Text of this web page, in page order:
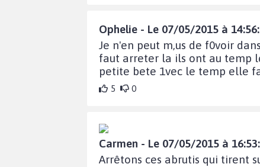
Ophelie - Le 07/05/2015 à
Je n'en peut m,us de f0voir
faut arreter la ils ont au temp
petite bete 1vec le temp elle
5 0
Carmen - Le 07/05/2015 à
Arrêtons ces abrutis qui tirent